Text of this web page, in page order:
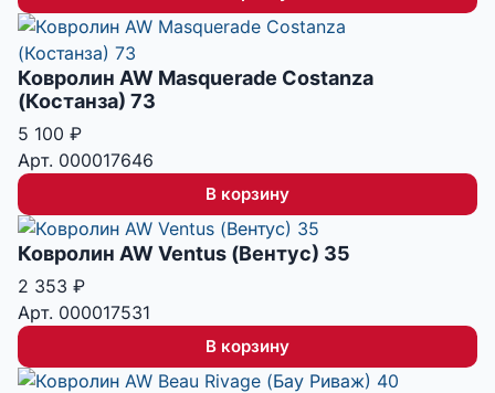
Ковролин AW Masquerade Costanza
(Костанза) 73
5 100 ₽
Арт. 000017646
В корзину
Ковролин AW Ventus (Вентус) 35
2 353 ₽
Арт. 000017531
В корзину